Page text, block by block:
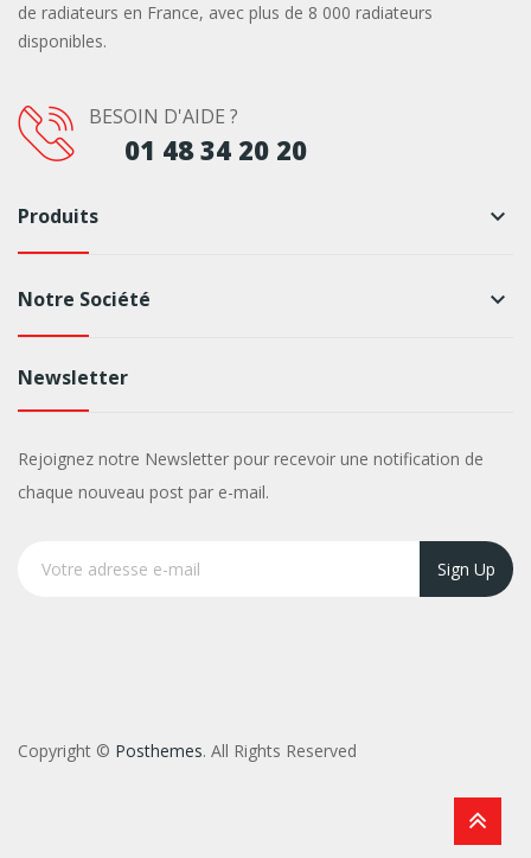
de radiateurs en France, avec plus de 8 000 radiateurs
disponibles.
BESOIN D'AIDE ?
01 48 34 20 20
Produits keyboard_arrow_down
Notre Société keyboard_arrow_down
Newsletter
Rejoignez notre Newsletter pour recevoir une notification de
chaque nouveau post par e-mail.
Sign Up
Copyright © Posthemes. All Rights Reserved